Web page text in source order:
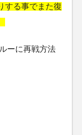
する事でまた復
ーに再戦方法